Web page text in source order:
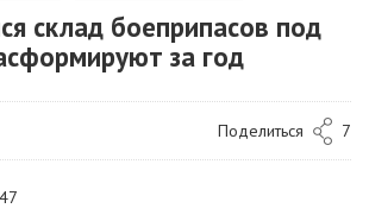
склад боеприпасов под
за год
Поделиться 7